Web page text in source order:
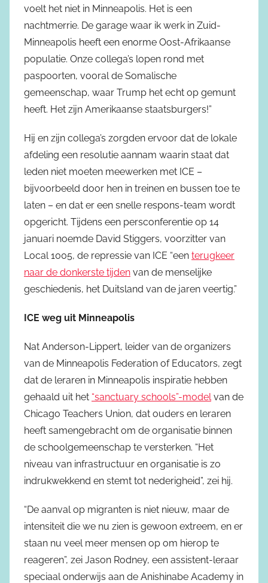
voelt het niet in Minneapolis. Het is een
nachtmerrie. De garage waar ik werk in Zuid-
Minneapolis heeft een enorme Oost-Afrikaanse
populatie. Onze collega’s lopen rond met
paspoorten, vooral de Somalische
gemeenschap, waar Trump het echt op gemunt
heeft. Het zijn Amerikaanse staatsburgers!”
Hij en zijn collega’s zorgden ervoor dat de lokale
afdeling een resolutie aannam waarin staat dat
leden niet moeten meewerken met ICE –
bijvoorbeeld door hen in treinen en bussen toe te
laten – en dat er een snelle respons-team wordt
opgericht. Tijdens een persconferentie op 14
januari noemde David Stiggers, voorzitter van
Local 1005, de repressie van ICE “een terugkeer
naar de donkerste tijden van de menselijke
geschiedenis, het Duitsland van de jaren veertig.”
ICE weg uit Minneapolis
Nat Anderson-Lippert, leider van de organizers
van de Minneapolis Federation of Educators, zegt
dat de leraren in Minneapolis inspiratie hebben
gehaald uit het “sanctuary schools”-model van de
Chicago Teachers Union, dat ouders en leraren
heeft samengebracht om de organisatie binnen
de schoolgemeenschap te versterken. “Het
niveau van infrastructuur en organisatie is zo
indrukwekkend en stemt tot nederigheid”, zei hij.
“De aanval op migranten is niet nieuw, maar de
intensiteit die we nu zien is gewoon extreem, en er
staan nu veel meer mensen op om hierop te
reageren”, zei Jason Rodney, een assistent-leraar
speciaal onderwijs aan de Anishinabe Academy in